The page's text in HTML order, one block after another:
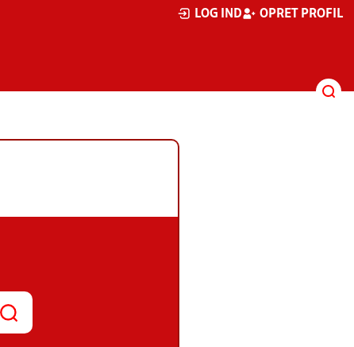
LOG IND OPRET PROFIL